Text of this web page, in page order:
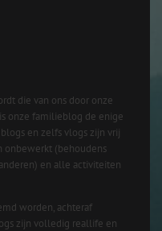
die van ons door onze
onze familieblog de enige
en zelfs vlogs zijn vrij
onbewerkt (behoudens
en alle activiteiten
worden, achteraf
zijn volledig reallife en